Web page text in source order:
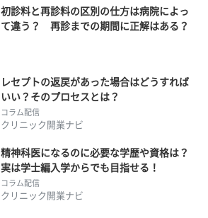
初診料と再診料の区別の仕方は病院によっ
て違う？ 再診までの期間に正解はある？
レセプトの返戻があった場合はどうすれば
いい？そのプロセスとは？
コラム配信
クリニック開業ナビ
精神科医になるのに必要な学歴や資格は？
実は学士編入学からでも目指せる！
コラム配信
クリニック開業ナビ